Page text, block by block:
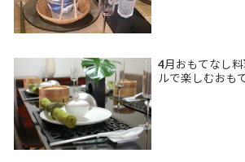
4月おもてなし
ルで楽しむおも